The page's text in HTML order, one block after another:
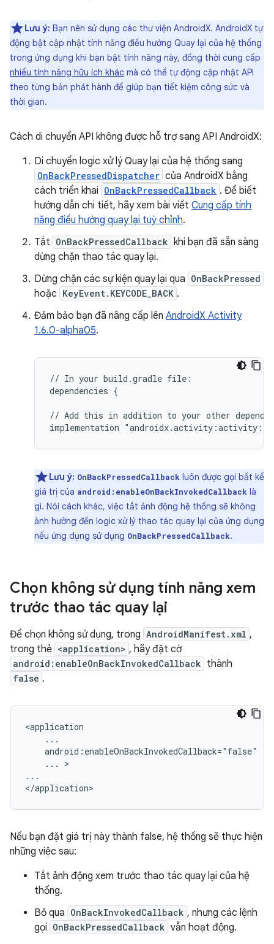
Lưu ý: Bạn nên sử dụng các thư viện AndroidX. AndroidX tự
động bật cập nhật tính năng điều hướng Quay lại của hệ thống
trong ứng dụng khi bạn bật tính năng này, đồng thời cung cấp
nhiều tính năng hữu ích khác mà có thể tự động cập nhật API
theo từng bản phát hành để giúp bạn tiết kiệm công sức và
thời gian.
Cách di chuyển API không được hỗ trợ sang API AndroidX:
Di chuyển logic xử lý Quay lại của hệ thống sang
OnBackPressedDispatcher của AndroidX bằng
cách triển khai OnBackPressedCallback . Để biết
hướng dẫn chi tiết, hãy xem bài viết Cung cấp tính
năng điều hướng quay lại tuỳ chỉnh.
Tắt OnBackPressedCallback
khi bạn đã sẵn sàng
dừng chặn thao tác quay lại.
Dừng chặn các sự kiện quay lại qua OnBackPressed
hoặc KeyEvent.KEYCODE_BACK .
Đảm bảo bạn đã nâng cấp lên AndroidX Activity
1.6.0-alpha05.
// In your build.gradle file:
dependencies {
// Add this in addition to your other
implementation
Lưu ý: OnBackPressedCallback luôn được gọi bất kể
giá trị của android:enableOnBackInvokedCallback là
gì. Nói cách khác, việc tắt ảnh động hệ thống sẽ không
ảnh hưởng đến logic xử lý thao tác quay lại của ứng dụng
nếu ứng dụng sử dụng OnBackPressedCallback.
Chọn không sử dụng tính năng xem
trước thao tác quay lại
Để chọn không sử dụng, trong AndroidManifest.xml ,
trong thẻ <application> , hãy đặt cờ
android:enableOnBackInvokedCallback thành
false .
<application
    ...
    android:enableOnBackInvokedCallback="false"
    ... >
...
Nếu bạn đặt giá trị này thành false, hệ thống sẽ thực hiện
những việc sau:
Tắt ảnh động xem trước thao tác quay lại của hệ
thống.
Bỏ qua OnBackInvokedCallback , nhưng các lệnh
gọi OnBackPressedCallback vẫn hoạt động.